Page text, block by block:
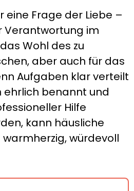
eine Frage der Liebe –
Verantwortung im
Wohl des zu
aber auch für das
Aufgaben klar verteilt
ehrlich benannt und
Hilfe
kann häusliche
würdevoll